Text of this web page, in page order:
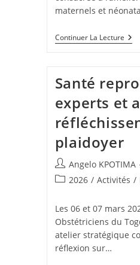
maternels et
Continuer La Lecture
Santé
experts et
plaidoyer
Angelo KPOTIMA
2026 / Activités /
Les 06 et 07 mars
Obstétriciens du
atelier stratégique
réflexion sur…